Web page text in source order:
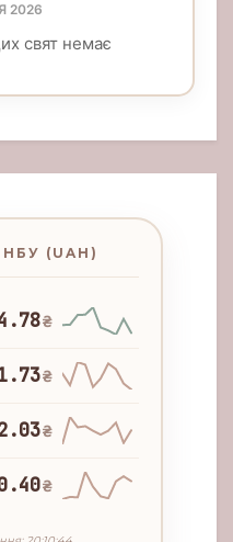
2026
свят немає
(UAH)
₴
₴
₴
₴